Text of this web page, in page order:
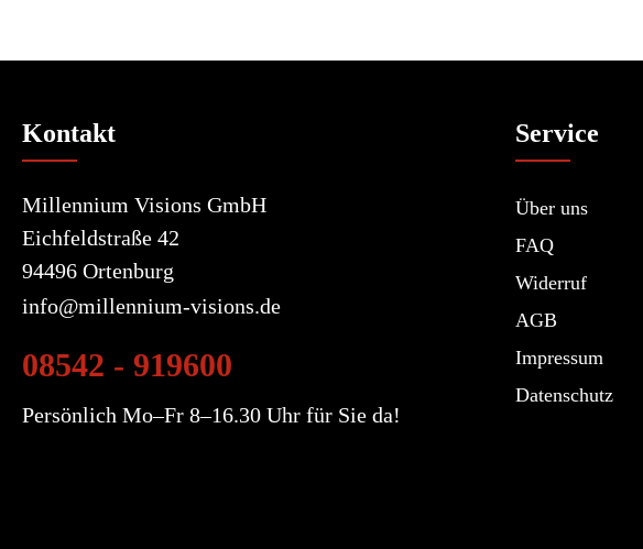
Kontakt
Millennium Visions GmbH
Eichfeldstraße 42
94496 Ortenburg
info@millennium-visions.de
08542 - 919600
Persönlich Mo–Fr 8–16.30 Uhr für Sie da!
Service
Über uns
FAQ
Widerruf
AGB
Impressum
Datenschutz